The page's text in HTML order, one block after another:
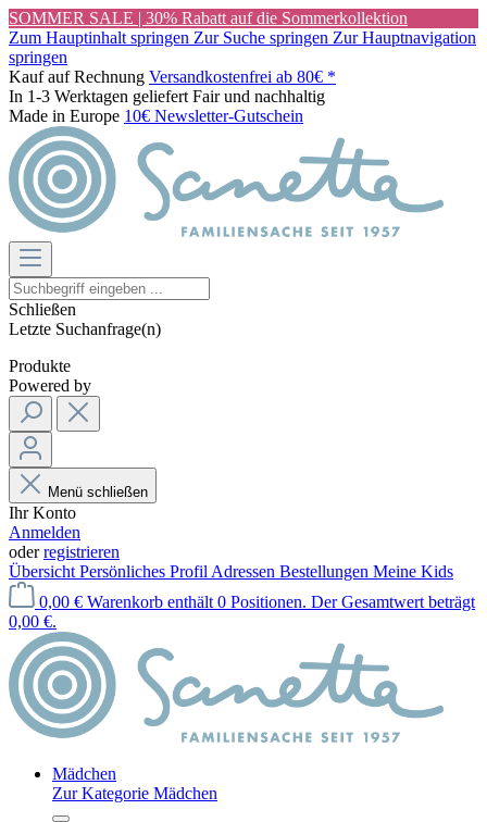
SOMMER SALE | 30% Rabatt auf die Sommerkollektion
Zum Hauptinhalt springen Zur Suche springen Zur Hauptnavigation
springen
Kauf auf Rechnung Versandkostenfrei ab 80€ *
In 1-3 Werktagen geliefert Fair und nachhaltig
Made in Europe 10€ Newsletter-Gutschein
Schließen
Letzte Suchanfrage(n)
Produkte
Powered by
Menü schließen
Ihr Konto
Anmelden
oderregistrieren
Übersicht Persönliches Profil Adressen Bestellungen Meine Kids
0,00 € Warenkorb enthält 0 Positionen. Der Gesamtwert beträgt
0,00 €.
Mädchen
Zur Kategorie Mädchen